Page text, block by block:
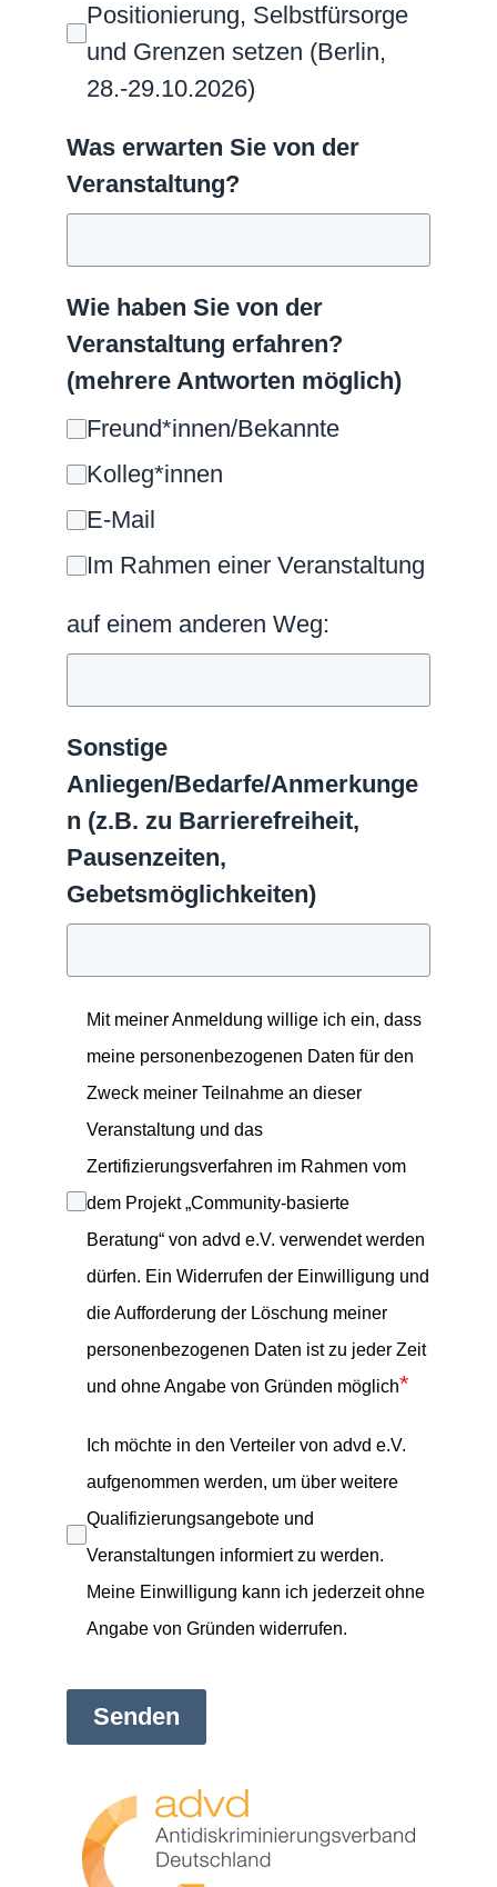
Positionierung, Selbstfürsorge
und Grenzen setzen (Berlin,
28.-29.10.2026)
Was erwarten Sie von der
Veranstaltung?
Wie haben Sie von der
Veranstaltung erfahren?
(mehrere Antworten möglich)
Freund*innen/Bekannte
Kolleg*innen
E-Mail
Im Rahmen einer Veranstaltung
auf einem anderen Weg:
Sonstige
Anliegen/Bedarfe/Anmerkunge
n (z.B. zu Barrierefreiheit,
Pausenzeiten,
Gebetsmöglichkeiten)
Mit meiner Anmeldung willige ich ein, dass
meine personenbezogenen Daten für den
Zweck meiner Teilnahme an dieser
Veranstaltung und das
Zertifizierungsverfahren im Rahmen vom
dem Projekt„Community-basierte
Beratung“ von advd e.V. verwendet werden
dürfen. Ein Widerrufen der Einwilligung und
die Aufforderung der Löschung meiner
personenbezogenen Daten ist zu jeder Zeit
und ohne Angabe von Gründen möglich*
Ich möchte in den Verteiler von advd e.V.
aufgenommen werden, um über weitere
Qualifizierungsangebote und
Veranstaltungen informiert zu werden.
Meine Einwilligung kann ich jederzeit ohne
Angabe von Gründen widerrufen.
Senden